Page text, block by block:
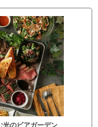
光のビアガーデン